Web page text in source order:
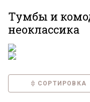
Тумбы и
неоклассика
СОРТИРОВКА